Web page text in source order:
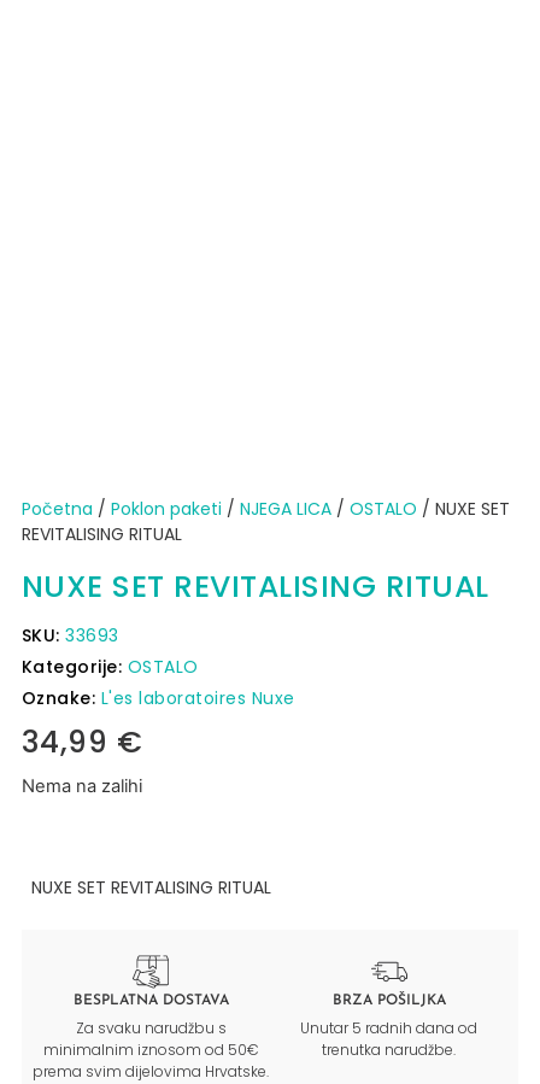
Početna / Poklon paketi / NJEGA LICA/ OSTALO / NUXE SET
REVITALISING RITUAL
NUXE SET REVITALISING RITUAL
SKU:33693
Kategorije: OSTALO
Oznake: L'es laboratoires Nuxe
34,99 €
Nema na zalihi
NUXE SET REVITALISING RITUAL
BESPLATNA DOSTAVA
Za svaku narudžbu s
minimalnim iznosom od 50€
prema svim dijelovima Hrvatske.
BRZA POŠILJKA
Unutar 5 radnih dana od
trenutka narudžbe.